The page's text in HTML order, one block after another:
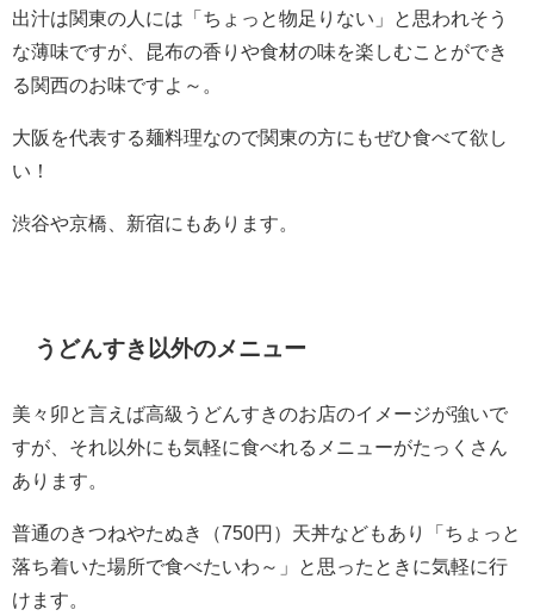
出汁は関東の人には「ちょっと物足りない」と思われそう
な薄味ですが、昆布の香りや食材の味を楽しむことができ
る関西のお味ですよ～。
大阪を代表する麺料理なので関東の方にもぜひ食べて欲し
い！
渋谷や京橋、新宿にもあります。
うどんすき以外のメニュー
美々卯と言えば高級うどんすきのお店のイメージが強いで
すが、それ以外にも気軽に食べれるメニューがたっくさん
あります。
普通のきつねやたぬき（750円）天丼などもあり「ちょっと
落ち着いた場所で食べたいわ～」と思ったときに気軽に行
けます。